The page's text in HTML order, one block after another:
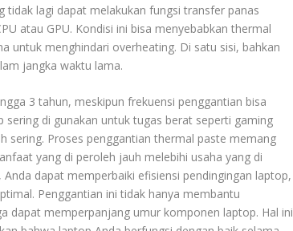
tidak lagi dapat melakukan fungsi transfer panas
atau GPU. Kondisi ini bisa menyebabkan thermal
menghindari overheating. Di satu sisi, bahkan
jangka waktu lama.
3 tahun, meskipun frekuensi penggantian bisa
di gunakan untuk tugas berat seperti gaming
sering. Proses penggantian thermal paste memang
yang di peroleh jauh melebihi usaha yang di
dapat memperbaiki efisiensi pendingingan laptop,
Penggantian ini tidak hanya membantu
dapat memperpanjang umur komponen laptop. Hal ini